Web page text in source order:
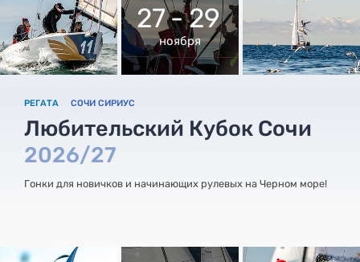
27 - 29
ноября
РЕГАТА СОЧИ СИРИУС
Любительский Кубок Сочи
2026/27
Гонки для новичков и начинающих рулевых на Черном море!